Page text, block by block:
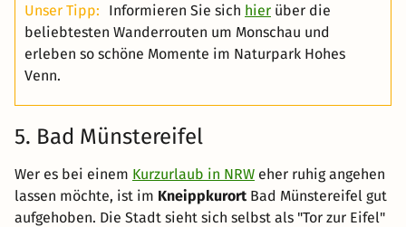
Unser Tipp: Informieren Sie sich hier über die
beliebtesten Wanderrouten um Monschau und
erleben so schöne Momente im Naturpark Hohes
Venn.
5. Bad Münstereifel
Wer es bei einem Kurzurlaub in NRW eher ruhig angehen
lassen möchte, ist im Kneippkurort Bad Münstereifel gut
aufgehoben. Die Stadt sieht sich selbst als "Tor zur Eifel"